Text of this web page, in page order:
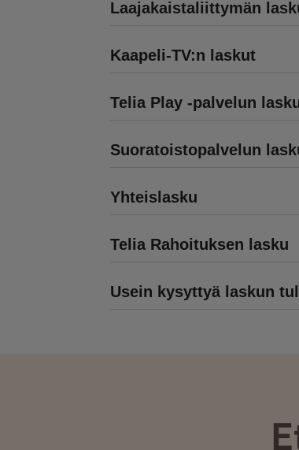
Laajakaistaliittymän
Kaapeli-TV:n laskut
Telia Play -palvelun
Suoratoistopalvelun
Yhteislasku
Telia Rahoituksen lasku
Usein kysyttyä laskun